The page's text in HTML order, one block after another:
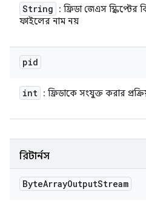
String
: ফ্রিডা জেএস স্ক্রিপ্টের
ফাইলের নাম নয়
pid
int : ফ্রিডাকে সংযুক্ত করার
রিটার্নস
ByteArrayOutputStream